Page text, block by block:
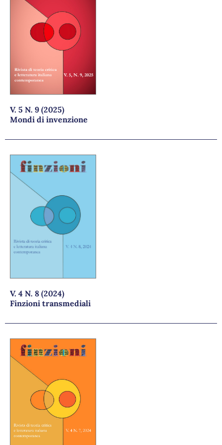
V. 5 N. 9 (2025)
Mondi di invenzione
V. 4 N. 8 (2024)
Finzioni transmediali